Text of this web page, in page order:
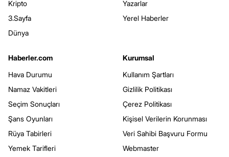
Kripto
3.Sayfa
Dünya
Yazarlar
Yerel Haberler
Haberler.com
Hava Durumu
Namaz Vakitleri
Seçim Sonuçları
Şans Oyunları
Rüya Tabirleri
Yemek Tarifleri
Kurumsal
Kullanım Şartları
Gizlilik Politikası
Çerez Politikası
Kişisel Verilerin Korunması
Veri Sahibi Başvuru Formu
Webmaster